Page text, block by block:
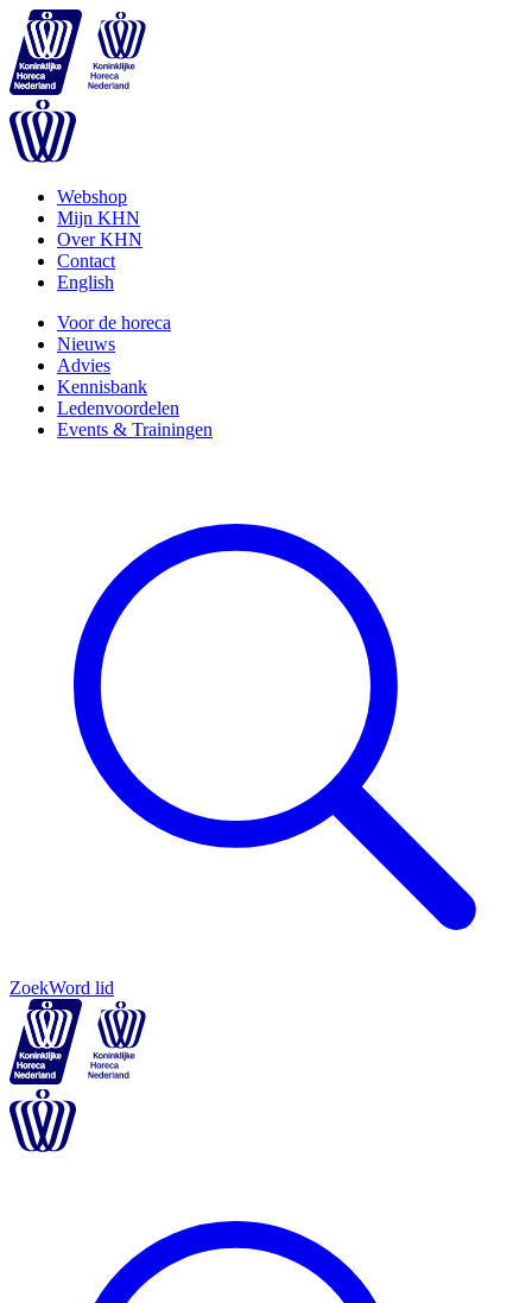
Webshop
Mijn KHN
Over KHN
Contact
English
Voor de horeca
Nieuws
Advies
Kennisbank
Ledenvoordelen
Events & Trainingen
ZoekWord lid